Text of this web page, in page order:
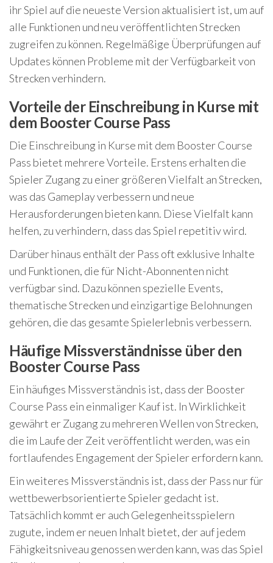
ihr Spiel auf die neueste Version aktualisiert ist, um auf
alle Funktionen und neu veröffentlichten Strecken
zugreifen zu können. Regelmäßige Überprüfungen auf
Updates können Probleme mit der Verfügbarkeit von
Strecken verhindern.
Vorteile der Einschreibung in Kurse mit
dem Booster Course Pass
Die Einschreibung in Kurse mit dem Booster Course
Pass bietet mehrere Vorteile. Erstens erhalten die
Spieler Zugang zu einer größeren Vielfalt an Strecken,
was das Gameplay verbessern und neue
Herausforderungen bieten kann. Diese Vielfalt kann
helfen, zu verhindern, dass das Spiel repetitiv wird.
Darüber hinaus enthält der Pass oft exklusive Inhalte
und Funktionen, die für Nicht-Abonnenten nicht
verfügbar sind. Dazu können spezielle Events,
thematische Strecken und einzigartige Belohnungen
gehören, die das gesamte Spielerlebnis verbessern.
Häufige Missverständnisse über den
Booster Course Pass
Ein häufiges Missverständnis ist, dass der Booster
Course Pass ein einmaliger Kauf ist. In Wirklichkeit
gewährt er Zugang zu mehreren Wellen von Strecken,
die im Laufe der Zeit veröffentlicht werden, was ein
fortlaufendes Engagement der Spieler erfordern kann.
Ein weiteres Missverständnis ist, dass der Pass nur für
wettbewerbsorientierte Spieler gedacht ist.
Tatsächlich kommt er auch Gelegenheitsspielern
zugute, indem er neuen Inhalt bietet, der auf jedem
Fähigkeitsniveau genossen werden kann, was das Spiel